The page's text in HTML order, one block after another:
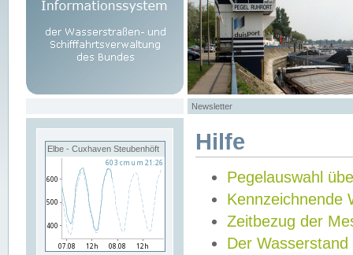
Newsletter
Elbe - Cuxhaven Steubenhöft Hilfe
Pegelauswahl
Kennzeichnende
Zeitbezug der
Der Wasserstand